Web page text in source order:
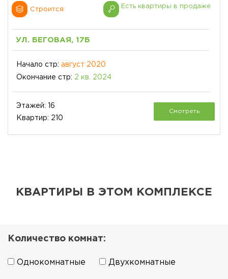
Строится
Есть квартиры в продаже
УЛ. БЕГОВАЯ, 17Б
Начало стр: август 2020
Окончание стр: 2 кв. 2024
Этажей: 16
Квартир: 210
Смотреть
КВАРТИРЫ В ЭТОМ КОМПЛЕКСЕ
Количество комнат:
Однокомнатные Двухкомнатные